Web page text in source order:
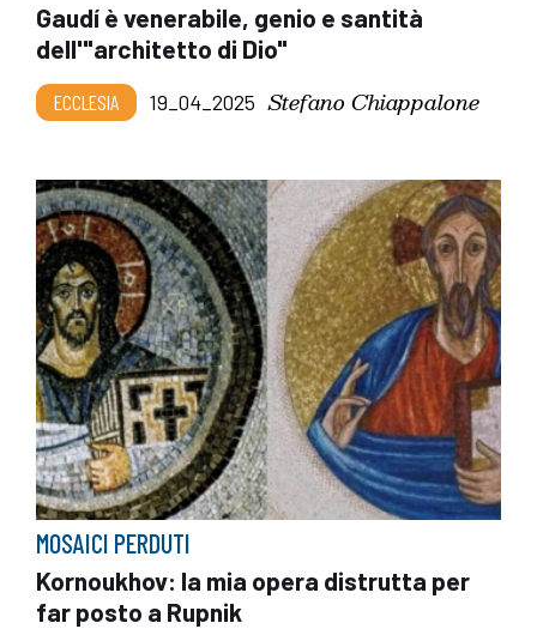
Gaudí è venerabile, genio e santità
dell'"architetto di Dio"
ECCLESIA 19_04_2025 Stefano Chiappalone
MOSAICI PERDUTI
Kornoukhov: la mia opera distrutta per
far posto a Rupnik